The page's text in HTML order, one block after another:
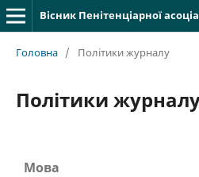
Вісник Пенітенціарної
Головна / Політики журналу
Політики
Мова